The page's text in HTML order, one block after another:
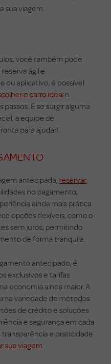
sua viagem.
você também pode
ágil e
ou aplicativo, é possível
o carro ideal e
E se surgir alguma
a equipe de
para ajudar!
antecipada, reservar
no pagamento,
ainda mais prática
opções flexíveis, como o
sem juros, permitindo
de forma tranquila.
antecipado, é
exclusivos e tarifas
economia ainda maior. A
variedade de métodos
de crédito e soluções
e segurança em cada
transparência e praticidade
sua viagem.